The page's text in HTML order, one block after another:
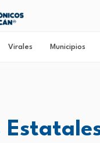
Virales Municipios